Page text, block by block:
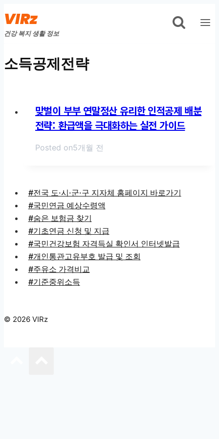
to
content
VIRz
건강 복지 생활 정보
소득공제전략
맞벌이 부부 연말정산 유리한 인적공제 배분
전략: 환급액을 극대화하는 실전 가이드
Posted on5개월 전
#전국 도·시·군·구 지자체 홈페이지 바로가기
#국민연금 예상수령액
#숨은 보험금 찾기
#기초연금 신청 및 지급
#국민건강보험 자격득실 확인서 인터넷발급
#개인통관고유부호 발급 및 조회
#주유소 가격비교
#기준중위소득
© 2026 VIRz